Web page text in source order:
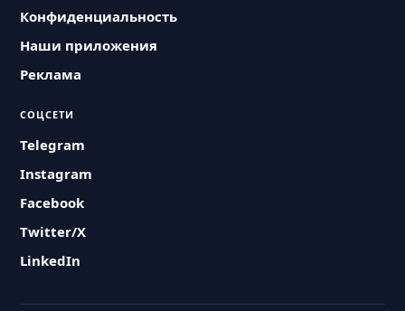
Конфиденциальность
Наши приложения
Реклама
СОЦСЕТИ
Telegram
Instagram
Facebook
Twitter/X
LinkedIn